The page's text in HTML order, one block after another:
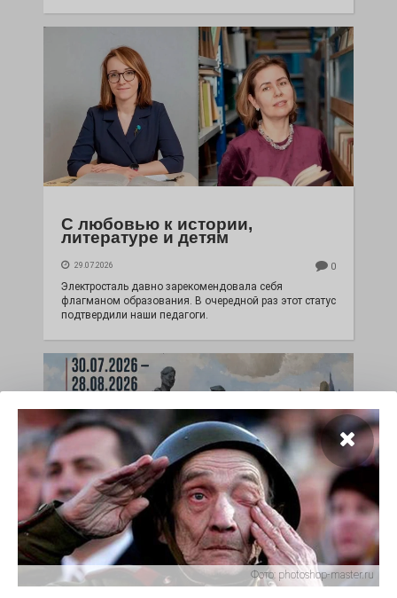
С любовью к истории,
литературе и детям
29.07.2026 0
Электросталь давно зарекомендовала себя
флагманом образования. В очередной раз этот статус
подтвердили наши педагоги.
Чувство Родины — одно на
всех
Фото: photoshop-master.ru